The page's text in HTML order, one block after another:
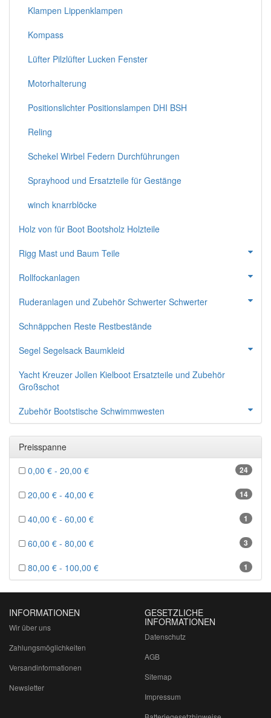
Klampen Lippenklampen
Kompass
Lüfter Pilzlüfter Lucken Fenster
Motorhalterung
Positionslichter Positionslampen DHI BSH
Reling
Schekel Wirbel Federn Durchführungen
Sprayhood und Ersatzteile für Gestänge
winch knarrblöcke
Holz von für Boot Bootsholz Holzteile
Rigg Mast und Baum Teile
Rollfockanlagen
Ruderanlagen und Zubehör Schwerter Schwerter
Schnäppchen Reste Restbestände
Segel Segelsack Baumkleid
Yacht Kreuzer Jollen Kielboot Ersatzteile und Zubehör
Großschot
Zubehör Bootstische Schwimmwesten
Preisspanne
24
0,00 € - 20,00 €
14
20,00 € - 40,00 €
1
40,00 € - 60,00 €
3
60,00 € - 80,00 €
1
80,00 € - 100,00 €
INFORMATIONEN
Wir über uns
Zahlungsmöglichkeiten
Versandinformationen
Newsletter
GESETZLICHE
INFORMATIONEN
Datenschutz
AGB
Sitemap
Impressum